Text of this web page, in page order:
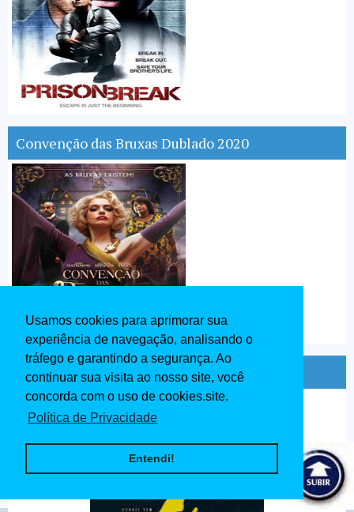
Usamos cookies para aprimorar sua
experiência de navegação, analisando o
tráfego e garantindo a segurança. Ao
continuar sua visita ao nosso site, você
concorda com o uso de cookies.site.
Política de Privacidade
Entendi!
Convenção das Bruxas Dublado 2020
O Grande Mestre 4 Dublado 2020